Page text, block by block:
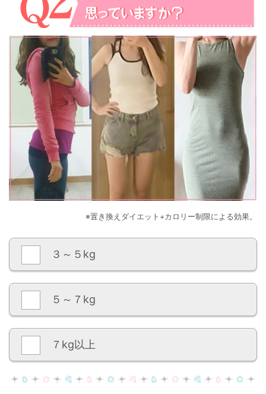
※置き換えダイエット+カロリー制限による効果。
３～５kg
５～７kg
７kg以上